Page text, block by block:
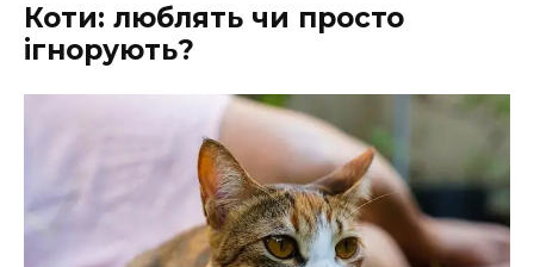
Коти: люблять чи просто
ігнорують?